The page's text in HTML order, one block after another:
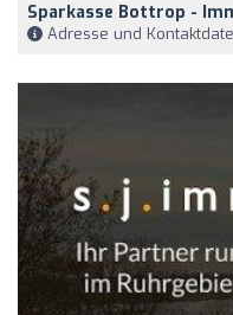
Sparkasse Bottrop -
Adresse und